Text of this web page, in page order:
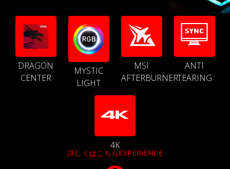
DRAGON
CENTER
MYSTIC
LIGHT
MSI
AFTERBURNER
ANTI
TEARING
4K
詳しくはこちらEXPERIENCE